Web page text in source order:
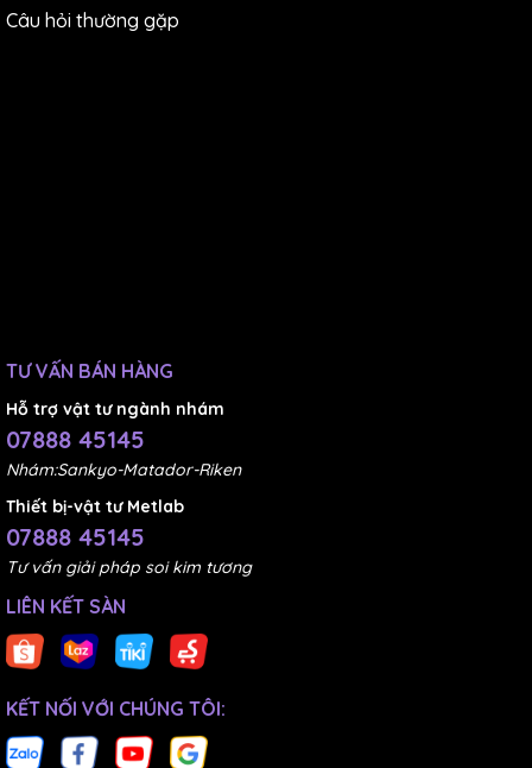
Câu hỏi thường gặp
TƯ VẤN BÁN HÀNG
Hỗ trợ vật tư ngành nhám
07888 45145
Nhám:Sankyo-Matador-Riken
Thiết bị-vật tư Metlab
07888 45145
Tư vấn giải pháp soi kim tương
LIÊN KẾT SÀN
KẾT NỐI VỚI CHÚNG TÔI: